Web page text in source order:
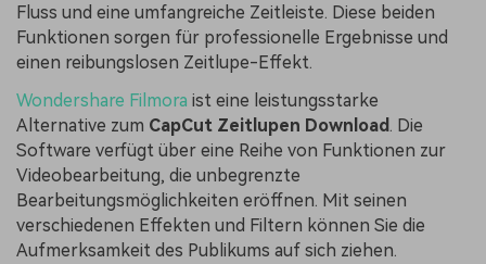
Fluss und eine umfangreiche Zeitleiste. Diese beiden
Funktionen sorgen für professionelle Ergebnisse und
einen reibungslosen Zeitlupe-Effekt.
Wondershare Filmora ist eine leistungsstarke
Alternative zum CapCut Zeitlupen Download. Die
Software verfügt über eine Reihe von Funktionen zur
Videobearbeitung, die unbegrenzte
Bearbeitungsmöglichkeiten eröffnen. Mit seinen
verschiedenen Effekten und Filtern können Sie die
Aufmerksamkeit des Publikums auf sich ziehen.